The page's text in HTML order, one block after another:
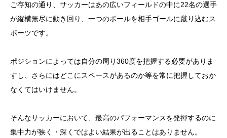
ご存知の通り、サッカーはあの広いフィールドの中に22名の選手
が縦横無尽に動き回り、一つのボールを相手ゴールに蹴り込むス
ポーツです。
ポジションによっては自分の周り360度を把握する必要がありま
すし、さらにはどこにスペースがあるのか等を常に把握しておか
なくてはいけません。
そんなサッカーにおいて、最高のパフォーマンスを発揮するのに
集中力が狭く・深くではよい結果が出ることはありません。